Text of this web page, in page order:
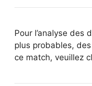
Pour l’analyse des
plus probables,
ce match, veuillez